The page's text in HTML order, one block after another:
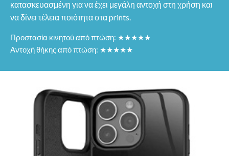
κατασκευασμένη για να έχει μεγάλη αντοχή στη χρήση και
να δίνει τέλεια ποιότητα στα prints.
Προστασία κινητού από πτώση: ★★★★★
Αντοχή θήκης από πτώση: ★★★★★